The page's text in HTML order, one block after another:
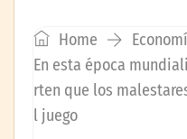
Home
En esta época
rten que los
l juego